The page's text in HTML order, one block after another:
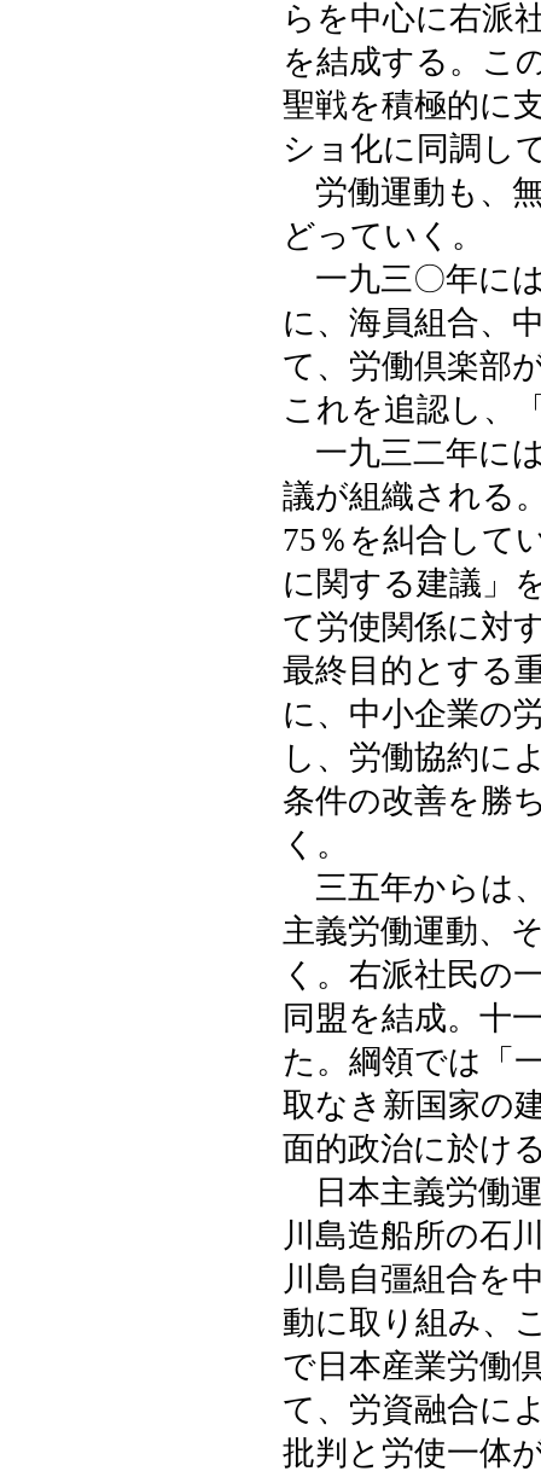
らを中心に右派
を結成する。こ
聖戦を積極的に
ショ化に同調し
労働運動も、
どっていく。
一九三〇年に
に、海員組合、
て、労働倶楽部
これを追認し、
一九三二年に
議が組織される
75％を糾合して
に関する建議」
て労使関係に対
最終目的とする
に、中小企業の
し、労働協約に
条件の改善を勝
く。
三五年からは
主義労働運動、
く。右派社民の
同盟を結成。十
た。綱領では「
取なき新国家の
面的政治に於け
日本主義労働
川島造船所の石
川島自彊組合を
動に取り組み、
で日本産業労働
て、労資融合に
批判と労使一体